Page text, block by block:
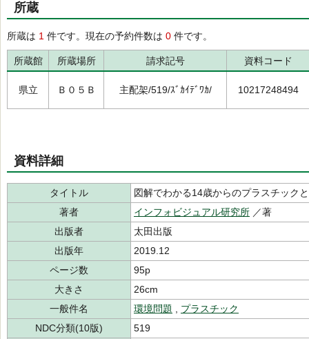
所蔵
所蔵は 1 件です。現在の予約件数は 0 件です。
所蔵館 所蔵場所 請求記号 資料コード
県立 Ｂ０５Ｂ 主配架/519/ｽﾞｶｲﾃﾞﾜｶ/ 10217248494
資料詳細
タイトル
図解でわかる14歳からのプラスチック
著者
インフォビジュアル研究所 ／著
出版者
太田出版
出版年
2019.12
ページ数
95p
大きさ
26cm
一般件名
環境問題
プラスチック
NDC分類(10版)
519